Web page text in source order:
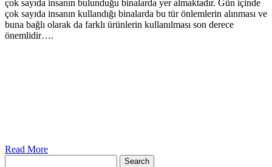
çok sayıda insanın bulunduğu binalarda yer almaktadır. Gün içinde
çok sayıda insanın kullandığı binalarda bu tür önlemlerin alınması ve
buna bağlı olarak da farklı ürünlerin kullanılması son derece
önemlidir….
Read More
Search